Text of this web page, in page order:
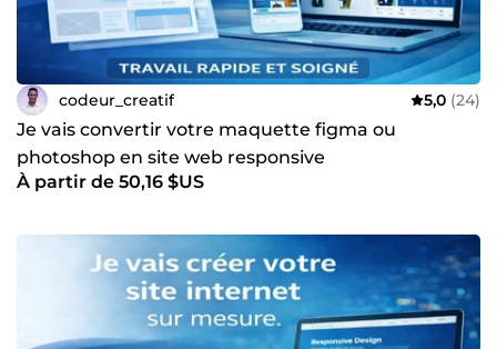
Développeur Full Stack 💻
codeur_creatif 5,0 (24)
Je vais convertir votre maquette figma ou
photoshop en site web responsive
À partir de 50,16 $US